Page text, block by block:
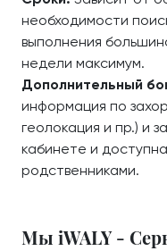
необходимости
выполнения
недели максимум.
Дополнительный
информация по
геолокация и пр.) и
кабинете и
родственниками.
Мы iWALY -